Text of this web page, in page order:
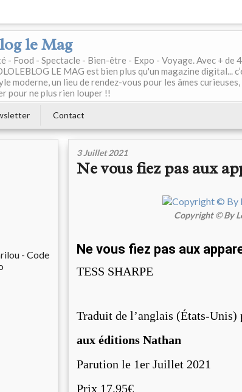
le Mag
- Food - Spectacle - Bien-être - Expo - Voyage. Avec + de
LE MAG est bien plus qu'un magazine digital...
moderne, un lieu de rendez-vous pour les âmes
pour ne plus rien louper !!
Contact
- Code
3 Juillet 2021
Ne vous fiez pas aux
Copyright © By
Ne vous fiez pas aux
TESS SHARPE
Traduit de l’anglais (États-Unis)
aux éditions Nathan
Parution le 1er Juillet 2021
Prix 17,95€